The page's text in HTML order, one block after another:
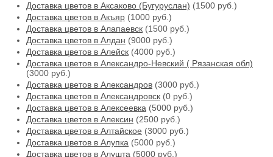
Доставка цветов в Аксаково (Бугуруслан) (1500 руб.)
Доставка цветов в Акъяр (1000 руб.)
Доставка цветов в Алапаевск (1500 руб.)
Доставка цветов в Алдан (9000 руб.)
Доставка цветов в Алейск (4000 руб.)
Доставка цветов в Александро-Невский ( Рязанская обл)
(3000 руб.)
Доставка цветов в Александров (3000 руб.)
Доставка цветов в Александровск (0 руб.)
Доставка цветов в Алексеевка (5000 руб.)
Доставка цветов в Алексин (2500 руб.)
Доставка цветов в Алтайское (3000 руб.)
Доставка цветов в Алупка (5000 руб.)
Доставка цветов в Алушта (5000 руб.)